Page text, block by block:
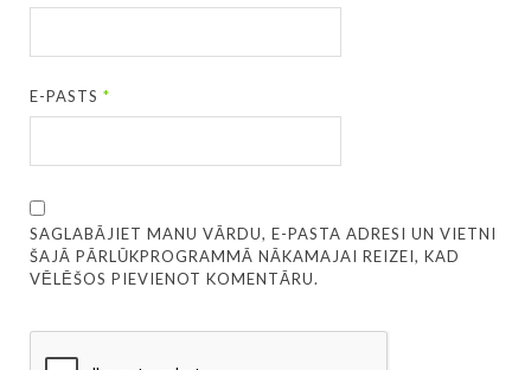
E-PASTS*
SAGLABĀJIET MANU VĀRDU, E-PASTA ADRESI UN VIETNI
ŠAJĀ PĀRLŪKPROGRAMMĀ NĀKAMAJAI REIZEI, KAD
VĒLĒŠOS PIEVIENOT KOMENTĀRU.